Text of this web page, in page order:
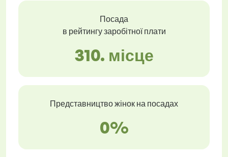
Посада
в рейтингу заробітної плати
310. місце
Представництво жінок на посадах
0%